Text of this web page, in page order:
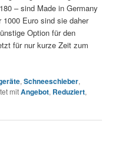
– sind Made in Germany
1000 Euro sind sie daher
Option für den
für nur kurze Zeit zum
,Schneeschieber,
mitAngebot, Reduziert,